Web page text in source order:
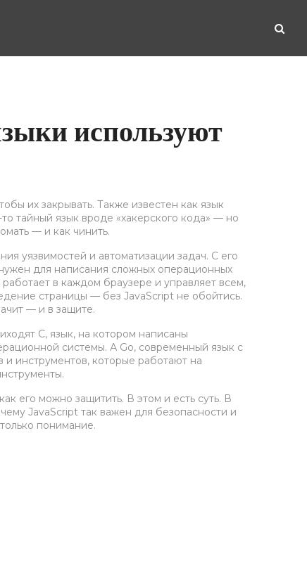
используют
их закрывать. Также известен как язык
тайный язык вроде «хакерского кода» — но
— и как чинить.
уязвимостей и автоматизации задач. С его
для написания сложных операционных
работает в каждом браузере и управляет всем,
страницы — без JavaScript не обойтись.
— и в защите.
C, язык, на котором написаны
системы. А Go, современный язык с
и инструментов, которые работают на
его можно защитить. В этом и есть суть. В
JavaScript так важен для безопасности и
понимание.